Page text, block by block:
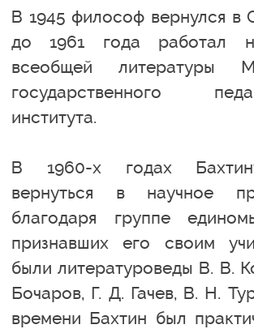
В 1945 философ вернулся в
до 1961 года работал
всеобщей литературы
государственного
института.
В 1960-х годах
вернуться в научное
благодаря группе
признавших его своим
были литературоведы В. В.
Бочаров, Г. Д. Гачев, В. Н.
времени Бахтин был